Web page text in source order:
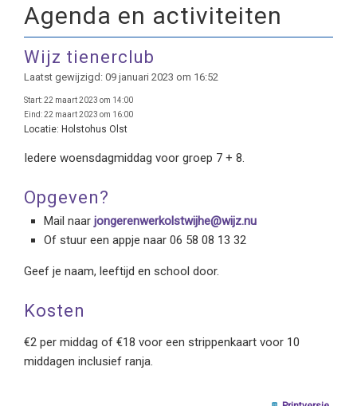
Agenda en activiteiten
Wijz tienerclub
Laatst gewijzigd: 09 januari 2023 om 16:52
Start:22 maart 2023 om 14:00
Eind:22 maart 2023 om 16:00
Locatie: Holstohus Olst
Iedere woensdagmiddag voor groep 7 + 8.
Opgeven?
Mail naar jongerenwerkolstwijhe@wijz.nu
Of stuur een appje naar 06 58 08 13 32
Geef je naam, leeftijd en school door.
Kosten
€2 per middag of €18 voor een strippenkaart voor 10
middagen inclusief ranja.